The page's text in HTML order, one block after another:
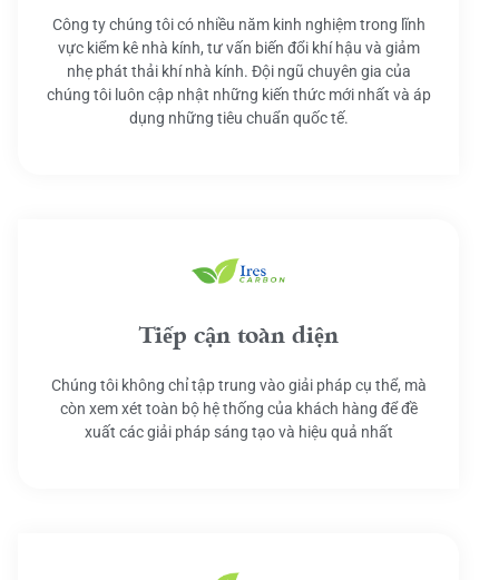
Công ty chúng tôi có nhiều năm kinh nghiệm trong lĩnh
vực kiểm kê nhà kính, tư vấn biến đổi khí hậu và giảm
nhẹ phát thải khí nhà kính. Đội ngũ chuyên gia của
chúng tôi luôn cập nhật những kiến thức mới nhất và áp
dụng những tiêu chuẩn quốc tế.
Tiếp cận toàn diện
Chúng tôi không chỉ tập trung vào giải pháp cụ thể, mà
còn xem xét toàn bộ hệ thống của khách hàng để đề
xuất các giải pháp sáng tạo và hiệu quả nhất